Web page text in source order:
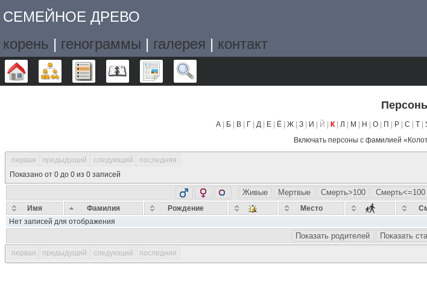
СЕМЕЙНОЕ ДРЕВО
корень | генограммы | галерея | контакт
Дерево Графики Списки Календарь Отчёты
А| Б| В| Г| Д| Е| Ё| Ж| З| И | Й | К| Л М Н О| П Р| С Т|
Включать персоны с фамилией «
первая предыдущий следующий последняя
Показано от 0 до 0 из 0 записей
Живые Мертвые Смерть>100 Смерть<=100
Имя Фамилия Рождение Место
Показать родителей Показать
Нет записей для отображения
первая предыдущий следующий последняя